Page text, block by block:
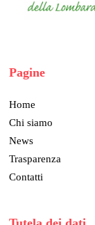
Pagine
Home
Chi siamo
News
Trasparenza
Contatti